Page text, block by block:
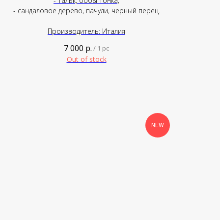
- сандаловое дерево, пачули, черный перец.
Производитель: Италия
7 000 р. / 1 pc
Out of stock
NEW